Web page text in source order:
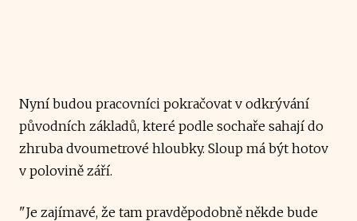
Nyní budou pracovníci pokračovat v odkrývání
původních základů, které podle sochaře sahají do
zhruba dvoumetrové hloubky. Sloup má být hotov
v polovině září.
"Je zajímavé, že tam pravděpodobně někde bude